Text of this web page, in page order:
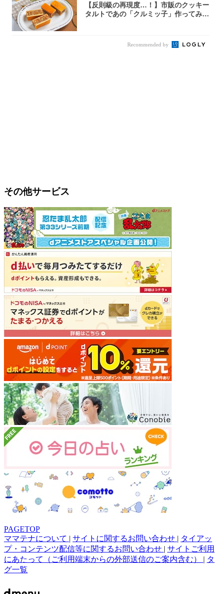
【反則級の再現度…！】市販のクッキー
タルトであの「クルミッ子」作ってみ
Recommended by
その他サービス
PAGETOP
ママテナについて | サイトに関するお問い合わせ | タイアッ
プ・コンテンツ配信等に関するお問い合わせ | サイトご利用
にあたって（ご利用端末からの外部送信のご案内含む） | タ
グ一覧